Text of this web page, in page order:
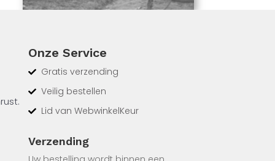
Onze Service
Gratis verzending
Veilig bestellen
Lid van WebwinkelKeur
Verzending